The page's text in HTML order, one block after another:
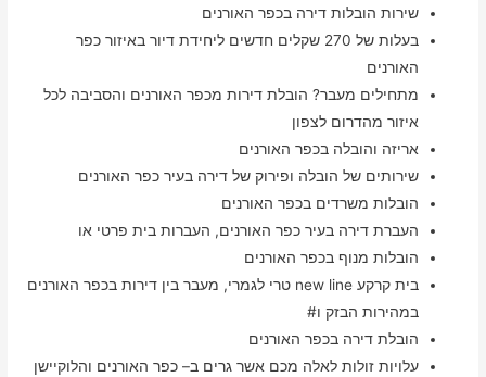
שירות הובלות דירה בכפר האורנים
בעלות של 270 שקלים חדשים ליחידת דיור באיזור כפר
האורנים
מתחילים מעבר? הובלת דירות מכפר האורנים והסביבה לכל
איזור מהדרום לצפון
אריזה והובלה בכפר האורנים
שירותים של הובלה ופירוק של דירה בעיר כפר האורנים
הובלות משרדים בכפר האורנים
העברת דירה בעיר כפר האורנים, העברות בית פרטי או
הובלות מנוף בכפר האורנים
בית קרקע new line טרי לגמרי, מעבר בין דירות בכפר האורנים
במהירות הבזק ו#
הובלת דירה בכפר האורנים
עלויות זולות לאלה מכם אשר גרים ב– כפר האורנים והלוקיישן